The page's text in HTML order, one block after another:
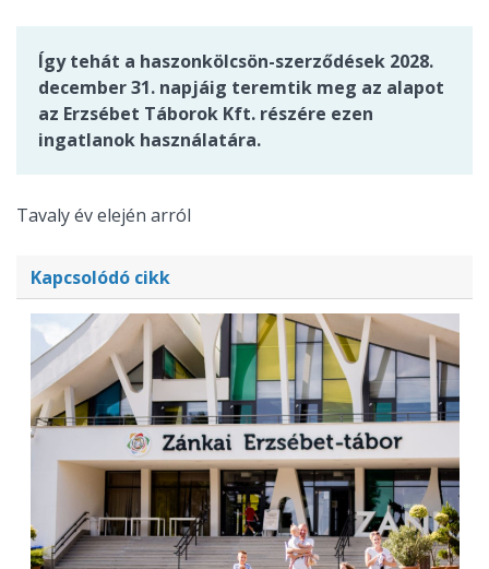
Így tehát a haszonkölcsön-szerződések 2028.
december 31. napjáig teremtik meg az alapot
az Erzsébet Táborok Kft. részére ezen
ingatlanok használatára.
Tavaly év elején arról
Kapcsolódó cikk